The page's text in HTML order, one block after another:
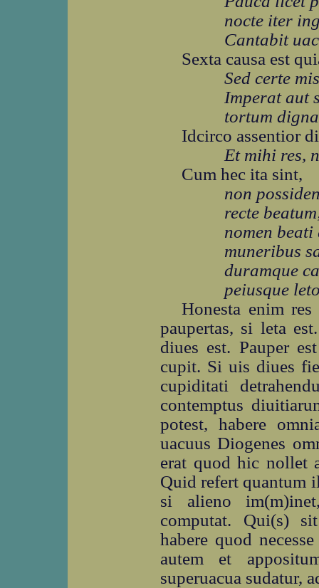
nocte iter
Cantabit
Sexta causa est
Sed certe
Imperat aut
tortum
Idcirco assentior
Et mihi res,
Cum hec ita sint,
non
recte
nomen
muneribus
duramque
peiusque
Honesta enim
paupertas, si leta
diues est. Pauper
cupit. Si uis diues
cupiditati
contemptus
potest, habere
uacuus Diogenes
erat quod hic nollet
Quid refert quantum
si alieno
computat. Qui(s)
habere quod
autem et
superuacua sudatur,